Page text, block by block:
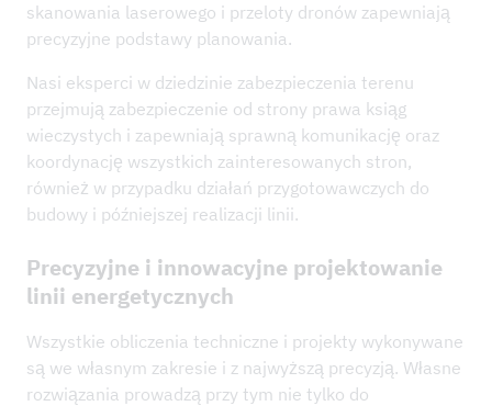
skanowania laserowego i przeloty dronów zapewniają
precyzyjne podstawy planowania.
Nasi eksperci w dziedzinie zabezpieczenia terenu
przejmują zabezpieczenie od strony prawa ksiąg
wieczystych i zapewniają sprawną komunikację oraz
koordynację wszystkich zainteresowanych stron,
również w przypadku działań przygotowawczych do
budowy i późniejszej realizacji linii.
Precyzyjne i innowacyjne projektowanie
linii energetycznych
Wszystkie obliczenia techniczne i projekty wykonywane
są we własnym zakresie i z najwyższą precyzją. Własne
rozwiązania prowadzą przy tym nie tylko do